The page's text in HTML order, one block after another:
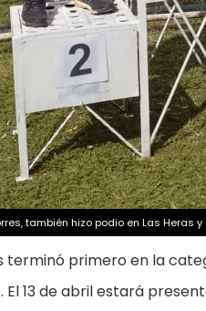
también hizo podio en Las Heras
terminó primero en la
13 de abril estará